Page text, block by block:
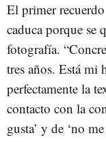
El primer
caduca porque se
fotografía.
tres años. Está mi
perfectamente la
contacto con la
gusta’ y de ‘no